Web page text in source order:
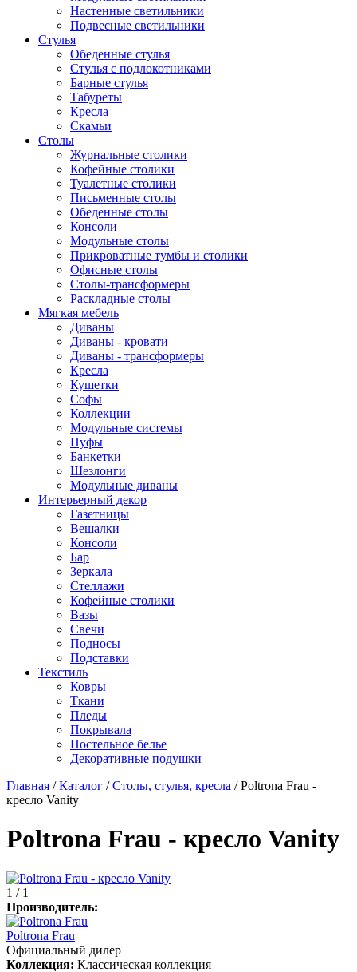
Настенные светильники
Подвесные светильники
Стулья
Обеденные стулья
Стулья с подлокотниками
Барные стулья
Табуреты
Кресла
Скамьи
Столы
Журнальные столики
Кофейные столики
Туалетные столики
Письменные столы
Обеденные столы
Консоли
Модульные столы
Прикроватные тумбы и столики
Офисные столы
Столы-трансформеры
Раскладные столы
Мягкая мебель
Диваны
Диваны - кровати
Диваны - трансформеры
Кресла
Кушетки
Софы
Коллекции
Модульные системы
Пуфы
Банкетки
Шезлонги
Модульные диваны
Интерьерный декор
Газетницы
Вешалки
Консоли
Бар
Зеркала
Стеллажи
Кофейные столики
Вазы
Свечи
Подносы
Подставки
Текстиль
Ковры
Ткани
Пледы
Покрывала
Постельное белье
Декоративные подушки
Главная / Каталог / Столы, стулья, кресла / Poltrona Frau -
кресло Vanity
Poltrona Frau - кресло Vanity
1 / 1
Производитель:
Poltrona Frau
Официальный дилер
Коллекция: Классическая коллекция